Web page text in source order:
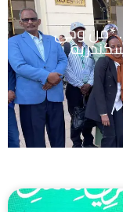
*من وحى